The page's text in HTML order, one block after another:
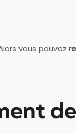
vous pouvez